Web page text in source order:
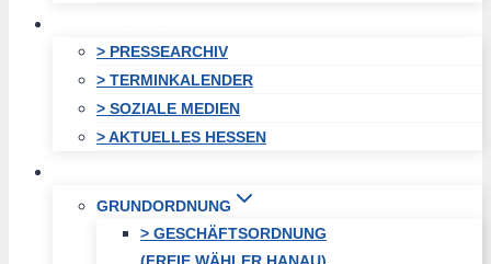
> PRESSEARCHIV
> TERMINKALENDER
> SOZIALE MEDIEN
> AKTUELLES HESSEN
GRUNDORDNUNG
> GESCHÄFTSORDNUNG